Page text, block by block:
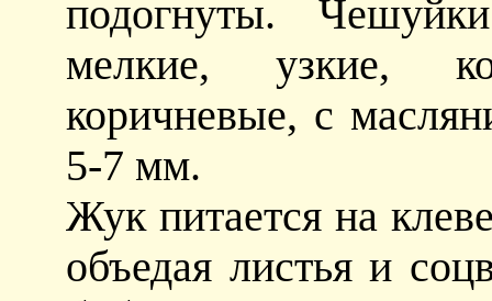
подогнуты.
мелкие, узкие,
коричневые, с
5-7 мм.
Жук питается на
объедая листья и